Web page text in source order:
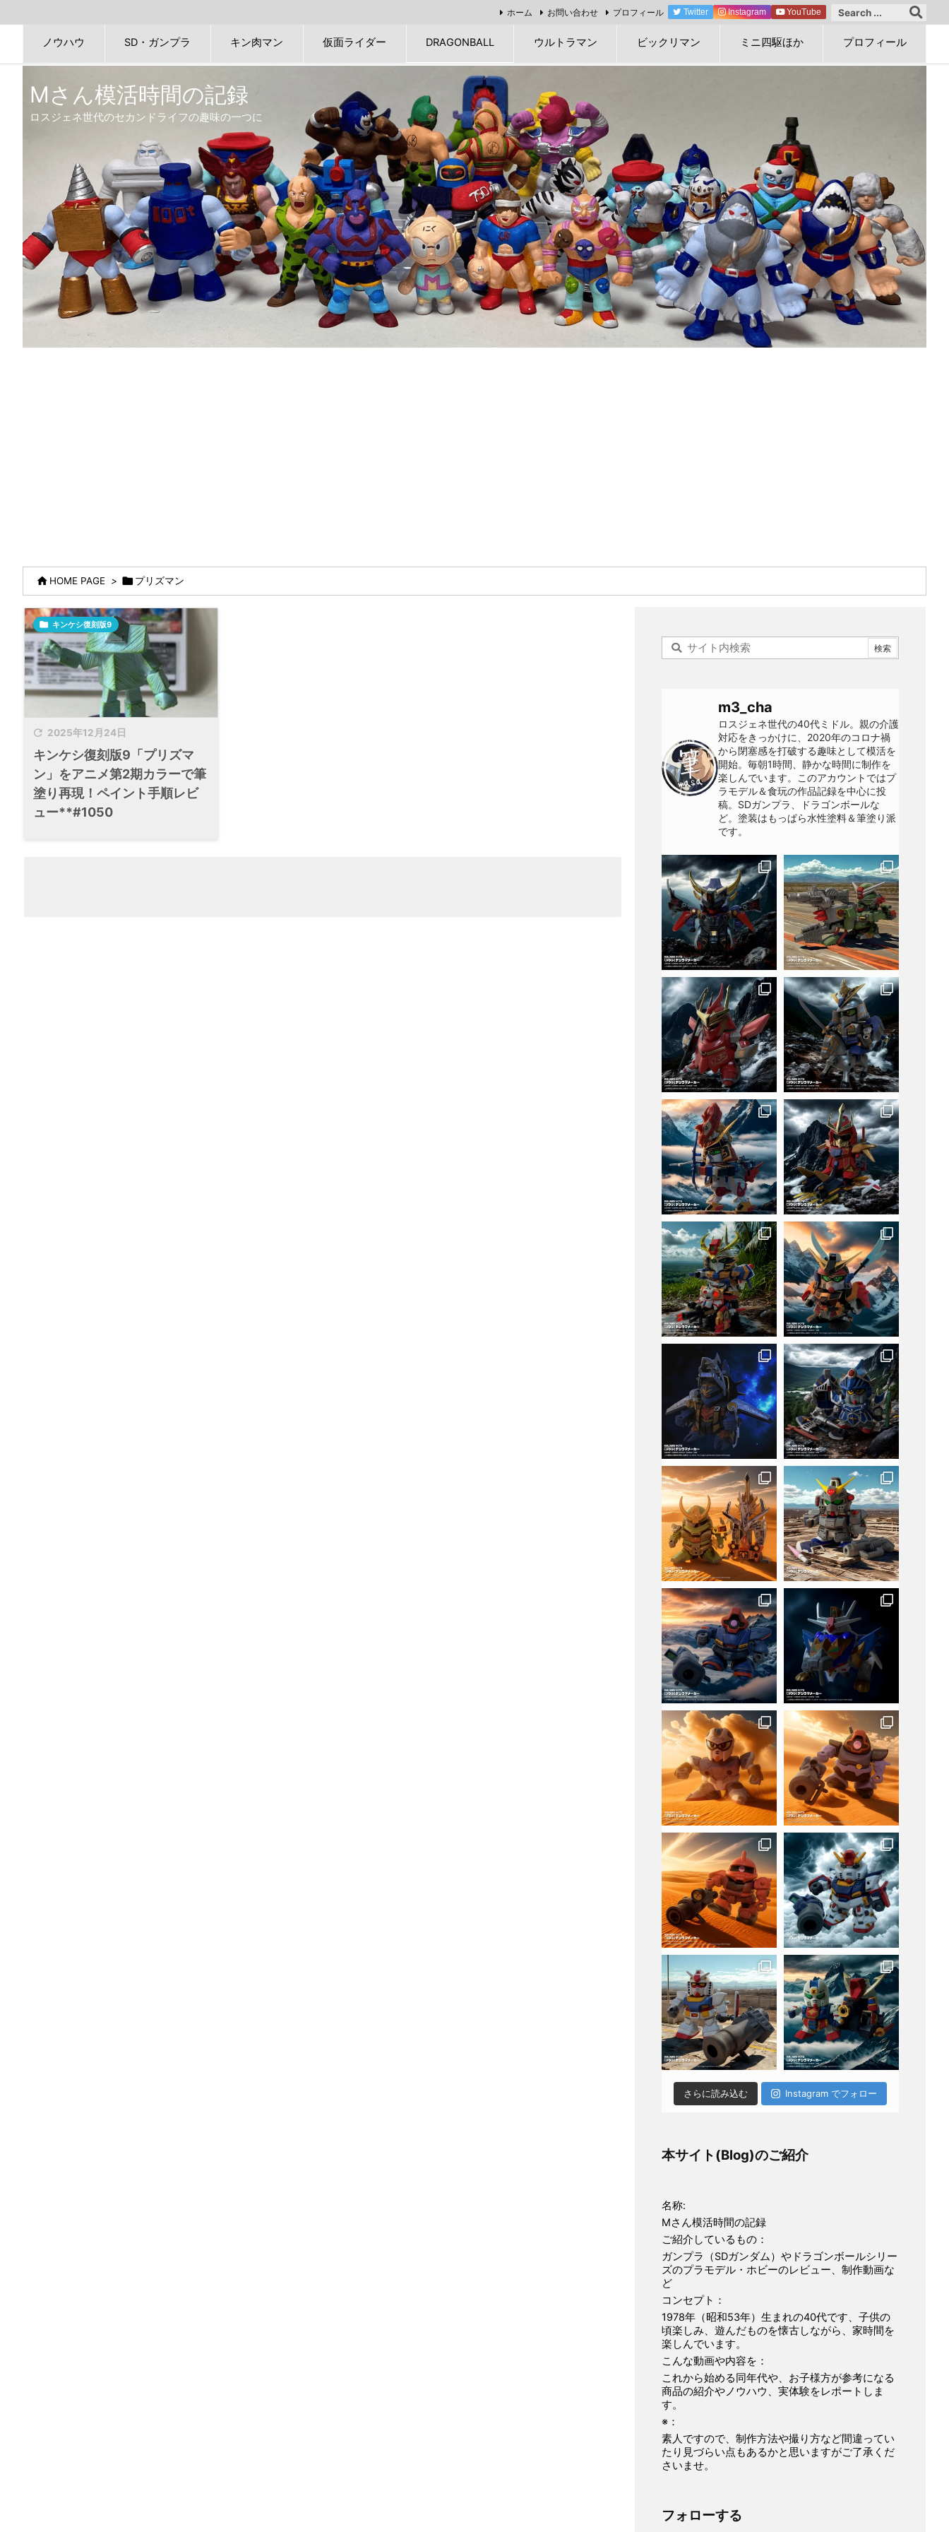
ノウハウ SD・ガンプラ キン肉マン 仮面ライダー DRAGONBALL ウルトラマン ビックリマン ミニ四駆ほか プロフィール
ホーム お問い合わせ プロフィール Twitter Instagram YouTube
Mさん模活時間の記録
ロスジェネ世代のセカンドライフの趣味の一つに
 HOME PAGE > プリズマン
 2025年12月24日
 キンケシ復刻版9
キンケシ復刻版9「プリズマ
ン」をアニメ第2期カラーで筆
塗り再現！ペイント手順レビ
ュー**#1050
m3_cha
ロスジェネ世代の40代ミドル。親の介護
対応をきっかけに、2020年のコロナ禍
から閉塞感を打破する趣味として模活を
開始。毎朝1時間、静かな時間に制作を
楽しんでいます。このアカウントではプ
ラモデル＆食玩の作品記録を中心に投
稿。SDガンプラ、ドラゴンボールな
ど。塗装はもっぱら水性塗料＆筆塗り派
です。
さらに読み込む Instagram でフォロー
本サイト(Blog)のご紹介
名称:
Mさん模活時間の記録
ご紹介しているもの：
ガンプラ（SDガンダム）やドラゴンボールシリー
ズのプラモデル・ホビーのレビュー、制作動画な
ど
コンセプト：
1978年（昭和53年）生まれの40代です、子供の
頃楽しみ、遊んだものを懐古しながら、家時間を
楽しんでいます。
こんな動画や内容を：
これから始める同年代や、お子様方が参考になる
商品の紹介やノウハウ、実体験をレポートしま
す。
※：
素人ですので、制作方法や撮り方など間違ってい
たり見づらい点もあるかと思いますがご了承くだ
さいませ。
フォローする